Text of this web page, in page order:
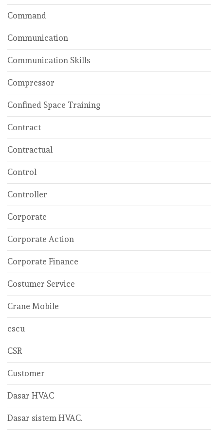
Command
Communication
Communication Skills
Compressor
Confined Space Training
Contract
Contractual
Control
Controller
Corporate
Corporate Action
Corporate Finance
Costumer Service
Crane Mobile
cscu
CSR
Customer
Dasar HVAC
Dasar sistem HVAC.